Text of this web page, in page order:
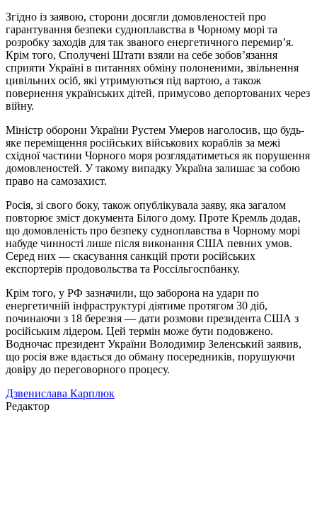
Згідно із заявою, сторони досягли домовленостей про
гарантування безпеки судноплавства в Чорному морі та
розробку заходів для так званого енергетичного перемир’я.
Крім того, Сполучені Штати взяли на себе зобов’язання
сприяти Україні в питаннях обміну полоненими, звільнення
цивільних осіб, які утримуються під вартою, а також
повернення українських дітей, примусово депортованих через
війну.
Міністр оборони України Рустем Умеров наголосив, що будь-
яке переміщення російських військових кораблів за межі
східної частини Чорного моря розглядатиметься як порушення
домовленостей. У такому випадку Україна залишає за собою
право на самозахист.
Росія, зі свого боку, також опублікувала заяву, яка загалом
повторює зміст документа Білого дому. Проте Кремль додав,
що домовленість про безпеку судноплавства в Чорному морі
набуде чинності лише після виконання США певних умов.
Серед них — скасування санкцій проти російських
експортерів продовольства та Россільгоспбанку.
Крім того, у РФ зазначили, що заборона на удари по
енергетичній інфраструктурі діятиме протягом 30 діб,
починаючи з 18 березня — дати розмови президента США з
російським лідером. Цей термін може бути подовжено.
Водночас президент України Володимир Зеленський заявив,
що росія вже вдається до обману посередників, порушуючи
довіру до переговорного процесу.
Дзвенислава Карплюк
Редактор